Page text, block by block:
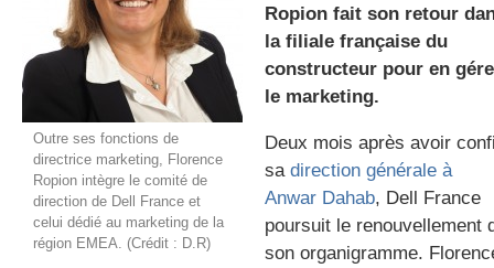
gratuite
Outre ses fonctions de
directrice marketing, Florence
Ropion intègre le comité de
direction de Dell France et
celui dédié au marketing de la
région EMEA. (Crédit : D.R)
Ropion fait son retour
la filiale française du
constructeur pour en
le marketing.
Deux mois après avoir
sa direction générale à
Anwar Dahab, Dell France
poursuit le renouvellement
son organigramme.